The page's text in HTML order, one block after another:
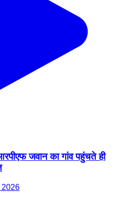
जवान का गांव पहुंचते ही
2026